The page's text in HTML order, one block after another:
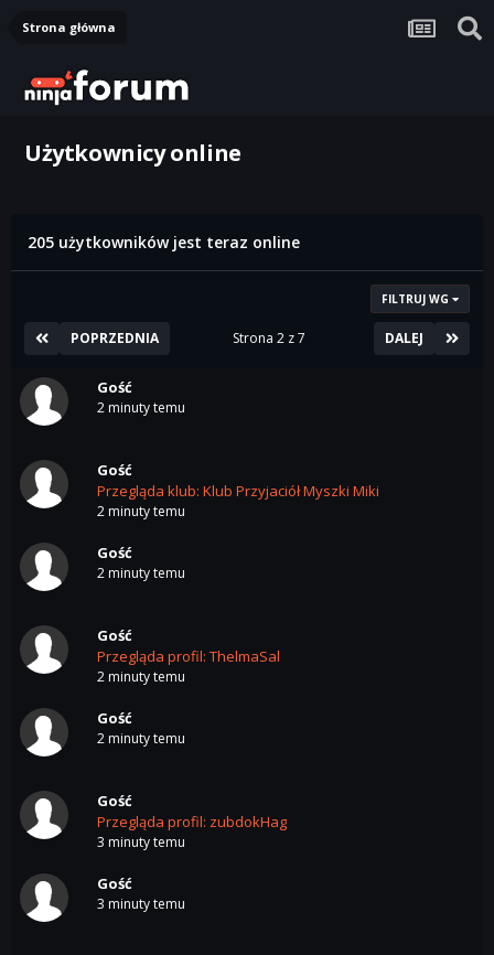
Strona główna
Użytkownicy online
205 użytkowników jest teraz online
FILTRUJ WG
POPRZEDNIA DALEJ
Strona 2 z 7
Gość
2 minuty temu
Gość
Przegląda klub: Klub Przyjaciół Myszki Miki
2 minuty temu
Gość
2 minuty temu
Gość
Przegląda profil: ThelmaSal
2 minuty temu
Gość
2 minuty temu
Gość
Przegląda profil: zubdokHag
3 minuty temu
Gość
3 minuty temu